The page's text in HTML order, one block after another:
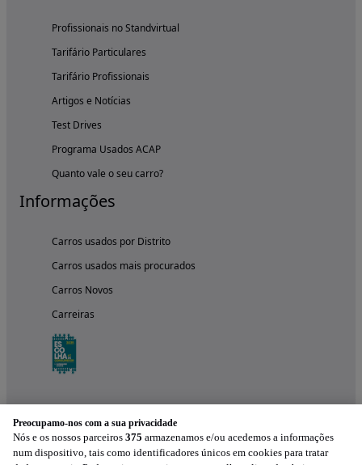
Profissionais no Standvirtual
Tarifário Particulares
Tarifário Profissionais
Artigos e Notícias
Test Drives
Programa Usados ACAP
Quanto vale o seu carro?
Informações
Carros usados por Distrito
Carros usados mais procurados
Carros Novos
Carreiras
Preocupamo-nos com a sua privacidade
Nós e os nossos parceiros 375 armazenamos e/ou acedemos a informações
num dispositivo, tais como identificadores únicos em cookies para tratar